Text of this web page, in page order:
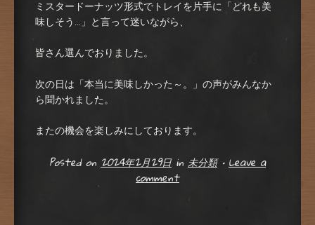
ミスタードーナッツ形式でトレイを片手に「どれも美
味しそう…」と言って迷いながら、
皆さん選んでおりました。
次の日は「本当に美味しかった～。」の声がみんなか
ら聞かれました。
またの機会を楽しみにしております。
Posted on 2024年2月29日 in 未分類 •Leave a
comment